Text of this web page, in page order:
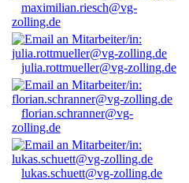
maximilian.riesch@vg-
zolling.de
julia.rottmueller@vg-zolling.de
florian.schranner@vg-
zolling.de
lukas.schuett@vg-zolling.de